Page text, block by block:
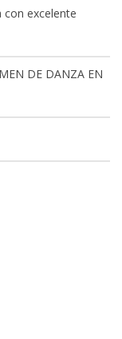
con excelente
DE DANZA EN